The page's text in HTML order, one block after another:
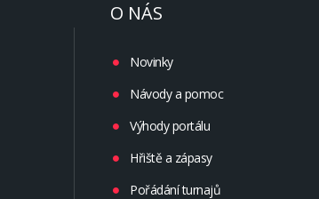
O NÁS
Novinky
Návody a pomoc
Výhody portálu
Hřiště a zápasy
Pořádání turnajů